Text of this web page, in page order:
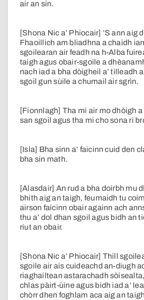
air an sin.
[Shona Nic a’ Phiocair] ’S ann aig
Fhaoillich am bliadhna a chaidh
sgoilearan air feadh na h-Alba
taigh agus obair-sgoile a
nach iad a bha dòigheil a’ tilleadh
sgoil gun sùile a chumail air sgrìn.
[Fionnlagh] Tha mi air mo dhòigh
san sgoil agus tha mi cho sona ri
[Isla] Bha sinn a’ faicinn cuid den
bha sin math.
[Alasdair] An rud a bha doirbh mu
bhith aig an taigh, feumaidh tu
airson faicinn obair againn ach
thu a’ dol dhan sgoil agus bidh an
riut an obair.
[Shona Nic a’ Phiocair] Thill
sgoile air ais cuideachd an-diugh
riaghailtean astarachadh
chlas pàirt-ùine agus bidh iad a’
chòrr dhen foghlam aca aig an